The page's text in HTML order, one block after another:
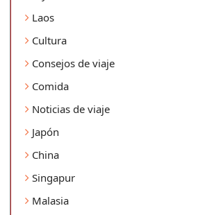
Laos
Cultura
Consejos de viaje
Comida
Noticias de viaje
Japón
China
Singapur
Malasia